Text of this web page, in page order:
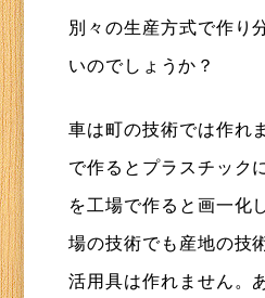
別々の生産方式で作り
いのでしょうか？
車は町の技術では作れ
で作るとプラスチック
を工場で作ると画一化
場の技術でも産地の技
活用具は作れません。